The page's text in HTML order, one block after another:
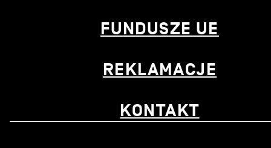
FUNDUSZE UE
REKLAMACJE
KONTAKT